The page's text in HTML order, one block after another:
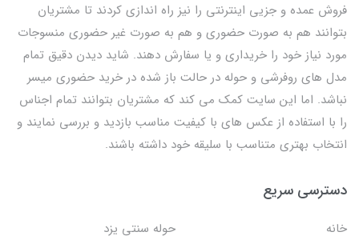
فروش عمده و جزیی اینترنتی را نیز راه اندازی کردند تا مشتریان
بتوانند هم به صورت حضوری و هم به صورت غیر حضوری منسوجات
مورد نیاز خود را خریداری و یا سفارش دهند. شاید دیدن دقیق تمام
مدل های روفرشی و حوله در حالت باز شده در خرید حضوری میسر
نباشد. اما این سایت کمک می کند که مشتریان بتوانند تمام اجناس
را با استفاده از عکس های با کیفیت مناسب بازدید و بررسی نمایند و
انتخاب بهتری متناسب با سلیقه خود داشته باشند.
دسترسی سریع
خانه
حوله سنتی یزد